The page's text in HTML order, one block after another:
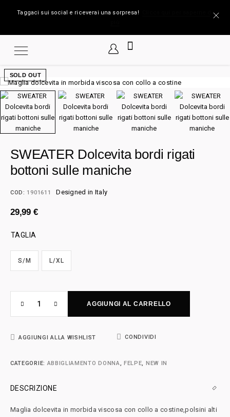
Taggaci sui social e riceverai una sorpresa!
SOLD OUT
SWEATER Dolcevita bordi rigati
bottoni sulle maniche
COD:1901611 Designed in Italy
29,99 €
TAGLIA
S/M L/XL
AGGIUNGI AL CARRELLO
AGGIUNGI ALLA WISHLIST CONDIVIDI
CATEGORIE: ABBIGLIAMENTO DONNA, FELPE, NEW IN
DESCRIZIONE
Maglia dolcevita in morbida viscosa con collo a costine,polsini alti